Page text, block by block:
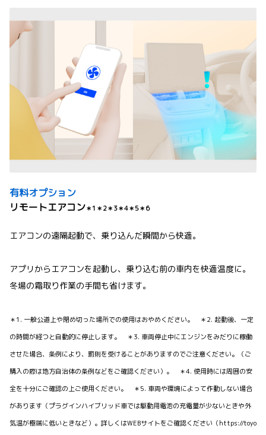
有料オプション
リモートエアコン＊1＊2＊3＊4＊5＊6
エアコンの遠隔起動で、乗り込んだ瞬間から快適。
アプリからエアコンを起動し、乗り込む前の車内を快適温度に。
冬場の霜取り作業の手間も省けます。
＊1. 一般公道上や閉め切った場所での使用はおやめください。 ＊2. 起動後、一定
の時間が経つと自動的に停止します。 ＊3. 車両停止中にエンジンをみだりに稼働
させた場合、条例により、罰則を受けることがありますのでご注意ください。（ご
購入の際は地方自治体の条例などをご確認ください）。 ＊4. 使用時には周囲の安
全を十分にご確認の上ご使用ください。 ＊5. 車両や環境によって作動しない場合
があります（プラグインハイブリッド車では駆動用電池の充電量が少ないときや外
気温が極端に低いときなど）。詳しくはWEBサイトをご確認ください（https://toyo